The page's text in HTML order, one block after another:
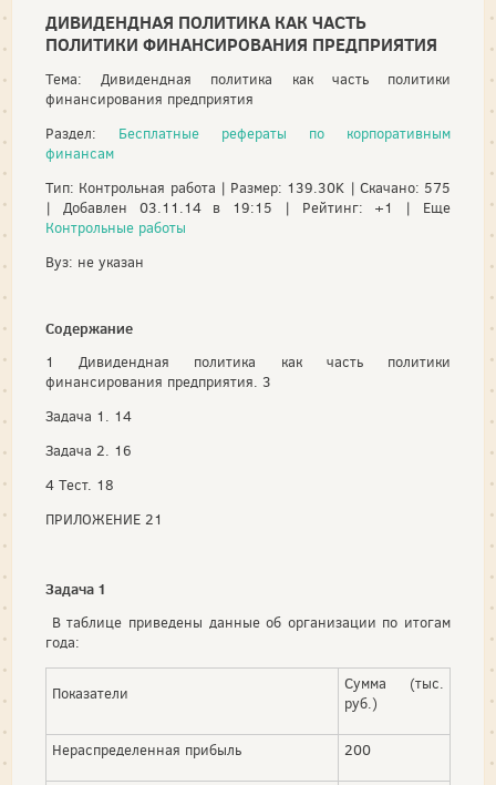
ДИВИДЕНДНАЯ ПОЛИТИКА КАК ЧАСТЬ
ПОЛИТИКИ ФИНАНСИРОВАНИЯ ПРЕДПРИЯТИЯ
Тема: Дивидендная политика как часть политики
финансирования предприятия
Раздел: Бесплатные рефераты по корпоративным
финансам
Тип: Контрольная работа | Размер: 139.30K | Скачано: 575
| Добавлен 03.11.14 в 19:15 | Рейтинг: +1 | Еще
Контрольные работы
Вуз: не указан
Содержание
1 Дивидендная политика как часть политики
финансирования предприятия. 3
Задача 1. 14
Задача 2. 16
4 Тест. 18
ПРИЛОЖЕНИЕ 21
Задача 1
В таблице приведены данные об организации по итогам
года:
Показатели
Сумма (тыс.
руб.)
Нераспределенная прибыль 200